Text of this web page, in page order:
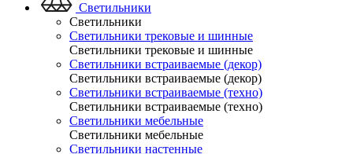
Светильники
Светильники
Светильники трековые и шинные
Светильники трековые и шинные
Светильники встраиваемые (декор)
Светильники встраиваемые (декор)
Светильники встраиваемые (техно)
Светильники встраиваемые (техно)
Светильники мебельные
Светильники мебельные
Светильники настенные